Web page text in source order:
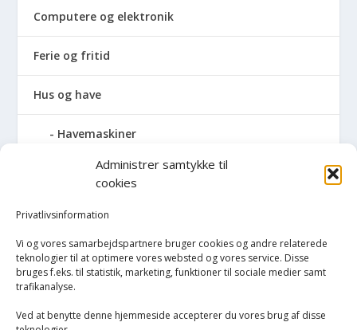
Administrer samtykke til
cookies
Privatlivsinformation
Vi og vores samarbejdspartnere bruger cookies og andre relaterede
teknologier til at optimere vores websted og vores service. Disse
bruges f.eks. til statistik, marketing, funktioner til sociale medier samt
trafikanalyse.
Ved at benytte denne hjemmeside accepterer du vores brug af disse
Computere og elektronik
Ferie og fritid
Hus og have
Havemaskiner
Hvidevarer
Køkken
Opvarmning
Rengøring